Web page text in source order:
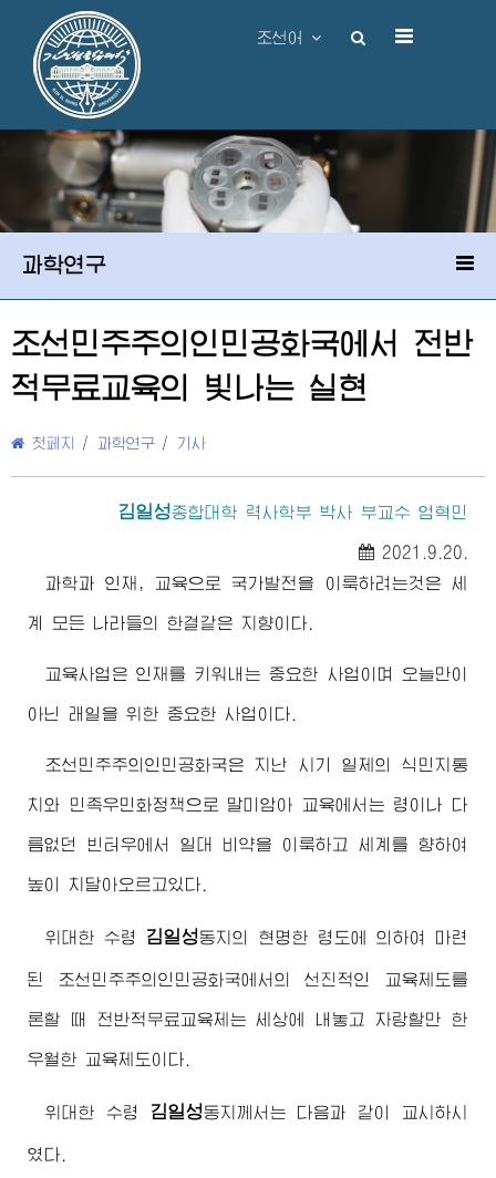
조선어
과학연구
조선민주주의인민공화국에서 전반
적무료교육의 빛나는 실현
첫페지 / 과학연구 / 기사
김일성종합대학 력사학부 박사 부교수 엄혁민
2021.9.20.
과학과 인재, 교육으로 국가발전을 이룩하려는것은 세
계 모든 나라들의 한결같은 지향이다.
교육사업은 인재를 키워내는 중요한 사업이며 오늘만이
아닌 래일을 위한 중요한 사업이다.
조선민주주의인민공화국은 지난 시기 일제의 식민지통
치와 민족우민화정책으로 말미암아 교육에서는 령이나 다
름없던 빈터우에서 일대 비약을 이룩하고 세계를 향하여
높이 치달아오르고있다.
위대한 수령 김일성동지의 현명한 령도에 의하여 마련
된 조선민주주의인민공화국에서의 선진적인 교육제도를
론할 때 전반적무료교육제는 세상에 내놓고 자랑할만 한
우월한 교육제도이다.
위대한 수령 김일성동지 께서는 다음과 같이 교시하시
였다.